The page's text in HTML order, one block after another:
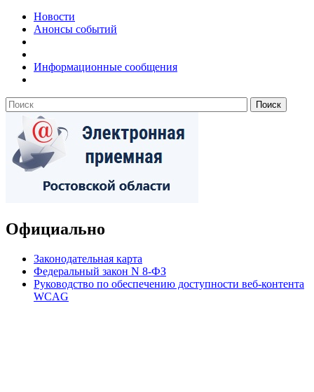
Новости
Анонсы событий
Информационные сообщения
Официально
Законодательная карта
Федеральный закон N 8-ФЗ
Руководство по обеспечению доступности веб-контента
WCAG